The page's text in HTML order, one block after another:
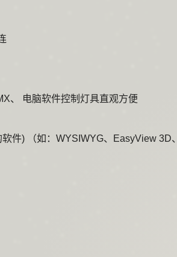
、 电脑软件控制灯具直观方便
件) （如：WYSIWYG、EasyView 3D